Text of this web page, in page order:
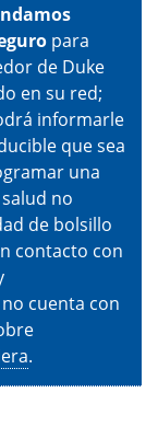
para
de Duke
en su red;
informarle
que sea
una
no
de bolsillo
contacto con
cuenta con
.